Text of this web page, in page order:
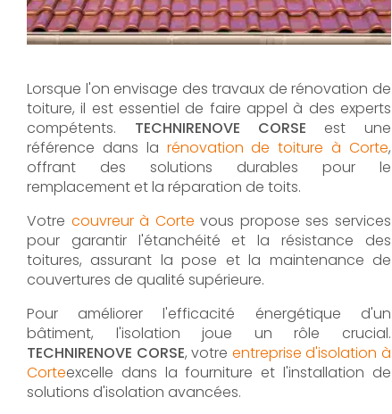
Lorsque l'on envisage des travaux de rénovation de
toiture, il est essentiel de faire appel à des experts
compétents. TECHNIRENOVE CORSE est une
référence dans la rénovation de toiture à Corte,
offrant des solutions durables pour le
remplacement et la réparation de toits.
Votre couvreur à Corte vous propose ses services
pour garantir l'étanchéité et la résistance des
toitures, assurant la pose et la maintenance de
couvertures de qualité supérieure.
Pour améliorer l'efficacité énergétique d'un
bâtiment, l'isolation joue un rôle crucial.
TECHNIRENOVE CORSE, votre entreprise d'isolation à
Corteexcelle dans la fourniture et l'installation de
solutions d'isolation avancées.